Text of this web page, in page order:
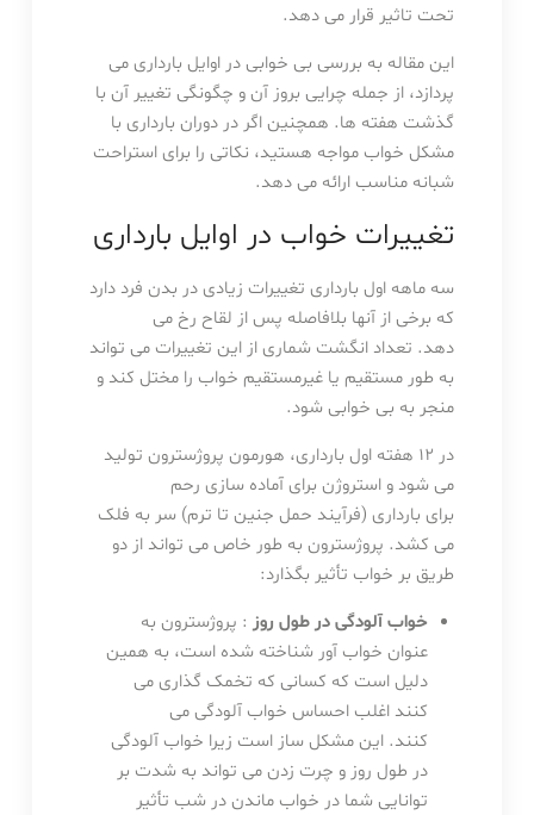
تحت تاثیر قرار می دهد.
این مقاله به بررسی بی خوابی در اوایل بارداری می
پردازد، از جمله چرایی بروز آن و چگونگی تغییر آن با
گذشت هفته ها. همچنین اگر در دوران بارداری با
مشکل خواب مواجه هستید، نکاتی را برای استراحت
شبانه مناسب ارائه می دهد.
تغییرات خواب در اوایل بارداری
سه ماهه اول بارداری تغییرات زیادی در بدن فرد دارد
که برخی از آنها بلافاصله پس از لقاح رخ می
دهد. تعداد انگشت شماری از این تغییرات می تواند
به طور مستقیم یا غیرمستقیم خواب را مختل کند و
منجر به بی خوابی شود.
در ۱۲ هفته اول بارداری، هورمون پروژسترون تولید
می شود و استروژن برای آماده سازی رحم
برای بارداری (فرآیند حمل جنین تا ترم) سر به فلک
می کشد. پروژسترون به طور خاص می تواند از دو
طریق بر خواب تأثیر بگذارد:
خواب آلودگی در طول روز : پروژسترون به
عنوان خواب آور شناخته شده است، به همین
دلیل است که کسانی که تخمک گذاری می
کنند اغلب احساس خواب آلودگی می
کنند. این مشکل ساز است زیرا خواب آلودگی
در طول روز و چرت زدن می تواند به شدت بر
توانایی شما در خواب ماندن در شب تأثیر